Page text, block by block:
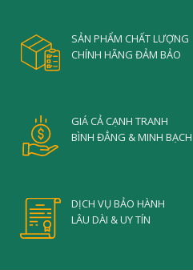
SẢN PHẨM CHẤT LƯỢNG
CHÍNH HÃNG ĐẢM BẢO
GIÁ CẢ CẠNH TRANH
BÌNH ĐẲNG & MINH BẠCH
DỊCH VỤ BẢO HÀNH
LÂU DÀI & UY TÍN